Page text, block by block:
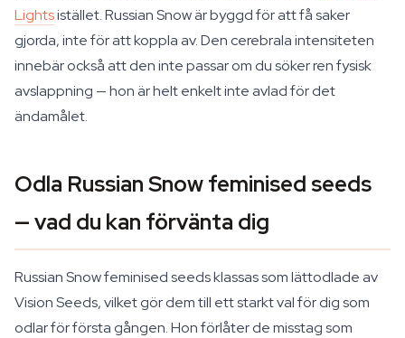
Lightsistället. Russian Snow är byggd för att få saker
gjorda, inte för att koppla av. Den cerebrala intensiteten
innebär också att den inte passar om du söker ren fysisk
avslappning — hon är helt enkelt inte avlad för det
ändamålet.
Odla Russian Snow feminised seeds
— vad du kan förvänta dig
Russian Snow feminised seeds klassas som lättodlade av
Vision Seeds, vilket gör dem till ett starkt val för dig som
odlar för första gången. Hon förlåter de misstag som